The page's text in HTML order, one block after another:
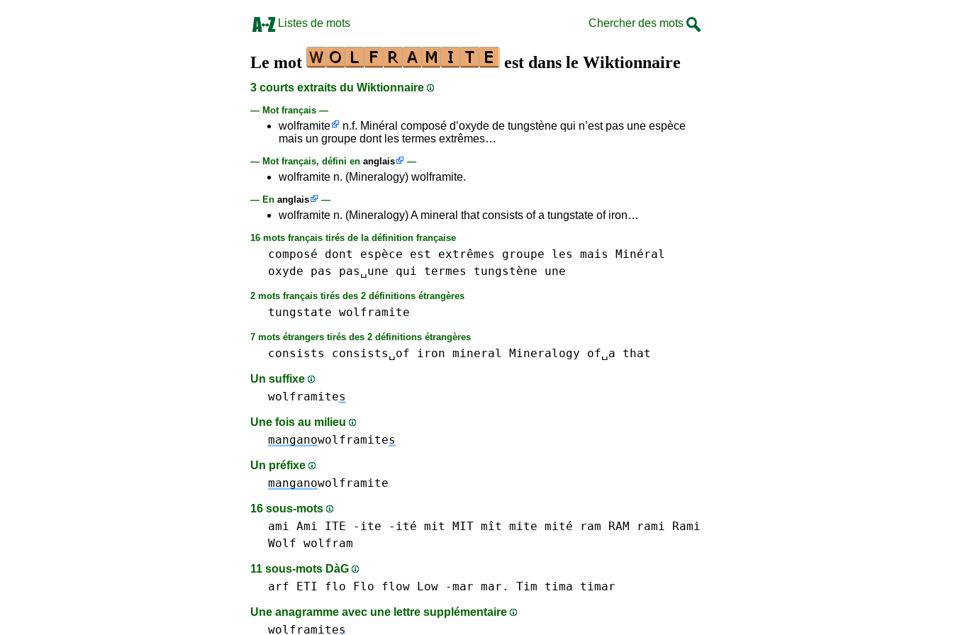
Listes de mots Chercher des mots
Le mot est dans le Wiktionnaire
3 courts extraits du Wiktionnaire
— Mot français —
wolframite
n.f. Minéral composé d’oxyde de tungstène qui n’est pas une espèce
mais un groupe dont les termes extrêmes…
— Mot français, défini en anglais —
wolframite n. (Mineralogy) wolframite.
— En anglais —
wolframite n. (Mineralogy) A mineral that consists of a tungstate of iron…
16 mots français tirés de la définition française
composé dont espèce est extrêmes groupe les mais
Minéral
oxyde
pas pas␣une qui termes tungstène une
2 mots français tirés des 2 définitions étrangères
tungstate wolframite
7 mots étrangers tirés des 2 définitions étrangères
consists consists␣of iron mineral Mineralogy of␣a that
Un suffixe
wolframites
Une fois au milieu
manganowolframites
Un préfixe
manganowolframite
16 sous-mots
ami Ami ITE -ite -ité mit MIT mît mite mité ram RAM
rami Rami
Wolf wolfram
11 sous-mots DàG
arf ETI flo Flo flow Low -mar mar. Tim tima timar
Une anagramme avec une lettre supplémentaire
wolframites